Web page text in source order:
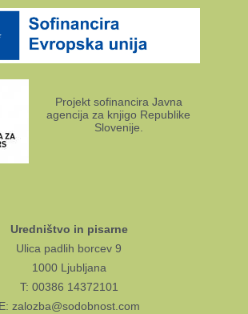
Projekt sofinancira Javna
agencija za knjigo Republike
Slovenije.
Uredništvo in pisarne
Ulica padlih borcev 9
1000 Ljubljana
T: 00386 14372101
E: zalozba@sodobnost.com